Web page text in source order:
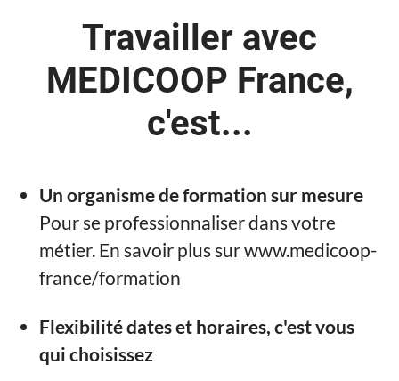
Travailler avec
MEDICOOP France,
c'est...
Un organisme de formation sur mesure
Pour se professionnaliser dans votre
métier. En savoir plus sur www.medicoop-
france/formation
Flexibilité dates et horaires, c'est vous
qui choisissez